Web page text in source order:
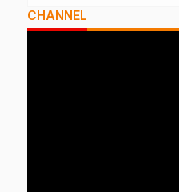
CHANNEL